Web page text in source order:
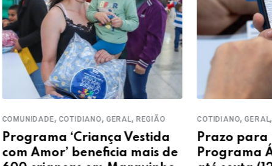
COMUNIDADE,COTIDIANO,GERAL,REGIÃO
Programa ‘Criança Vestida
com Amor’ beneficia mais de
COTIDIANO,GERAL,
Prazo para
Programa